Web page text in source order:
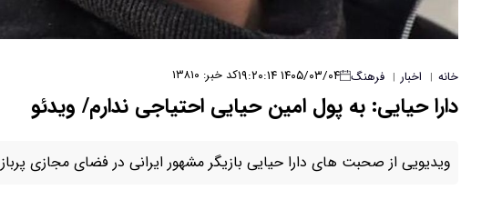
خانه | اخبار | فرهنگ ۱۴۰۵/۰۳/۰۴ ۱۹:۲۰:۱۴ کد خبر: ۱۳۸۱۰
دارا حیایی: به پول امین حیایی احتیاجی ندارم/ ویدئو
ویدیویی از صحبت های دارا حیایی بازیگر مشهور ایرانی در فضای مجازی